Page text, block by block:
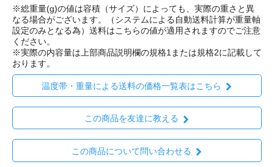
※総重量(g)の値は容積（サイズ）によっても、実際の重さと異
なる場合がございます。（システムによる自動送料計算が重量軸
設定のみとなる為）送料はこちらの値が適用されますのでご注意
ください。
※実際の内容量は上部商品説明欄の規格1または規格2に記載して
おります。
温度帯・重量による送料の価格一覧表はこちら
この商品を友達に教える
この商品について問い合わせる